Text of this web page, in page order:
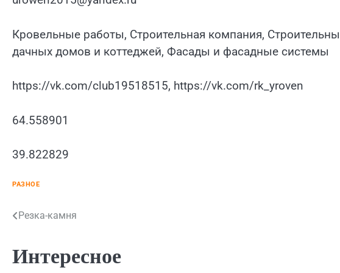
Кровельные работы, Строительная компания,
дачных домов и коттеджей, Фасады и фасадные системы
https://vk.com/club19518515, https://vk.com/rk_yroven
64.558901
39.822829
РАЗНОЕ
Навигация
записям
Резка-камня
Интересное